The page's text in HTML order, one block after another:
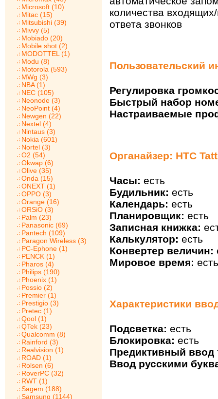
Microsoft (10)
Mitac (15)
Mitsubishi (39)
Mivvy (5)
Mobiado (20)
Mobile shot (2)
MODOTTEL (1)
Modu (8)
Motorola (593)
MWg (3)
NBA (1)
NEC (105)
Neonode (3)
NeoPoint (4)
Newgen (22)
Nextel (4)
Nintaus (3)
Nokia (601)
Nortel (3)
O2 (54)
Okwap (6)
Olive (35)
Onda (15)
ONEXT (1)
OPPO (3)
Orange (16)
ORSiO (3)
Palm (23)
Panasonic (69)
Pantech (109)
Paragon Wireless (3)
PC-Ephone (1)
PENCK (1)
Pharos (4)
Philips (190)
Phoenix (1)
Possio (2)
Premier (1)
Prestigio (3)
Pretec (1)
Qool (1)
QTek (23)
Qualcomm (8)
Rainford (3)
Realvision (1)
ROAD (1)
Rolsen (6)
RoverPC (32)
RWT (1)
Sagem (188)
Samsung (1144)
количества
ответа звонков
Пользовательский
Регулировка
Быстрый набор
Настраиваемые
Органайзер: HTC
Часы: есть
Будильник: есть
Календарь: есть
Планировщик: есть
Записная книжка:
Калькулятор: есть
Конвертер величин:
Мировое время: есть
Характеристики
Подсветка: есть
Блокировка: есть
Предиктивный ввод
Ввод русскими